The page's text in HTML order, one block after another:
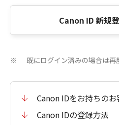
Canon ID 新規
※ 既にログイン済みの場合は再
Canon IDをお持ちの
Canon IDの登録方法